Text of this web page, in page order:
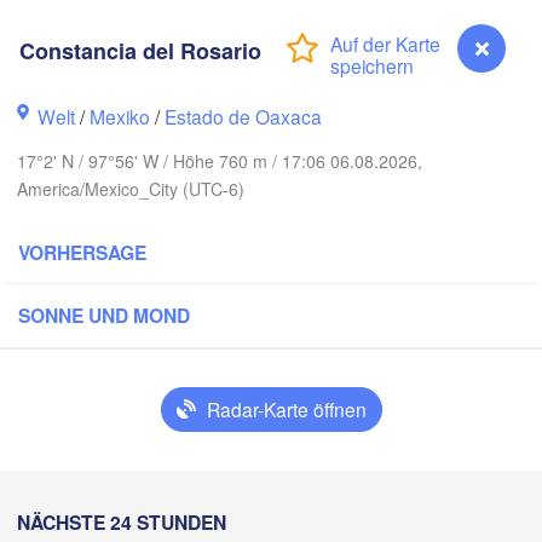
Constancia del Rosario
Welt/Mexiko /Estado de Oaxaca
17°2' N / 97°56' W / Höhe 760 m / 17:06 06.08.2026,
America/Mexico_City (UTC-6)
VORHERSAGE
SONNE UND MOND
Radar-Karte öffnen
NÄCHSTE 24 STUNDEN
Ciudad Victoria
Ciudad de México
Acapulco
Querétaro
Veracruz
Constancia del Rosario